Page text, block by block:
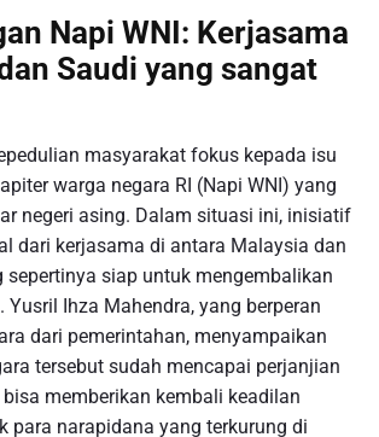
Napi WNI: Kerjasama
Saudi yang sangat
masyarakat fokus kepada isu
warga negara RI (Napi WNI) yang
negeri asing. Dalam situasi ini, inisiatif
dari kerjasama di antara Malaysia dan
sepertinya siap untuk mengembalikan
Yusril Ihza Mahendra, yang berperan
dari pemerintahan, menyampaikan
tersebut sudah mencapai perjanjian
memberikan kembali keadilan
para narapidana yang terkurung di